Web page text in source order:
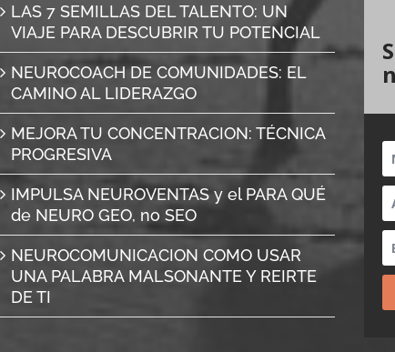
LAS 7 SEMILLAS DEL TALENTO: UN
VIAJE PARA DESCUBRIR TU POTENCIAL
NEUROCOACH DE COMUNIDADES: EL
CAMINO AL LIDERAZGO
MEJORA TU CONCENTRACION: TÉCNICA
PROGRESIVA
IMPULSA NEUROVENTAS y el PARA QUÉ
de NEURO GEO, no SEO
NEUROCOMUNICACION COMO USAR
UNA PALABRA MALSONANTE Y REIRTE
DE TI